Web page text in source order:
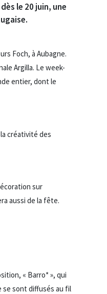
le 20 juin, une
Foch, à Aubagne.
Argilla. Le week-
entier, dont le
créativité des
sur
aussi de la fête.
« Barro* », qui
se sont diffusés au fil